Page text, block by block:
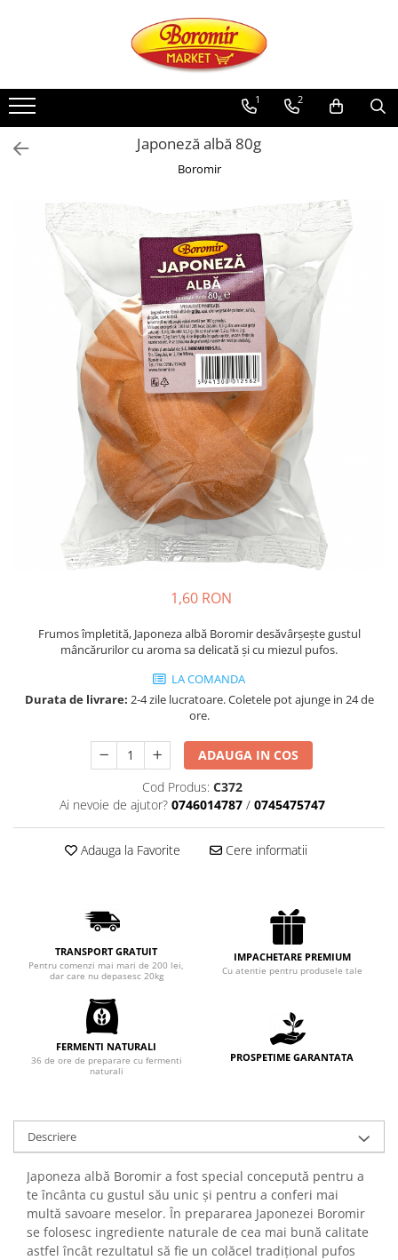
Noutati
Produse de post
Cozonac
Cozonac Insiropat
Cozonac Exotic
Cozonac Creme
Cozonac Traditional
Cozonac Casa Boromir
Cozonac Pricomigdala
Cozonac Magnum
Cozonac Vegan (de post)
Cozonac Collection
Cozonac Cadou
Cozonac cu Unt
Cozonac Royal
Cozonac Mos Craciun
Cozonac Duofino
Cozonac Imperial
Cofetarie
Fursecuri
Prajituri artizanale
Chec cu iaurt
Chec Glasat
Checurile Royal
Prajitura ingerilor
Prajituri Red Collection
Prajituri cu fructe
Prajituri cafea
Prajituri de Craciun
Torturi ambalate
Torti
Foietaje
Biscuiti
Turta dulce
Turta dulce cu nuci
Turta dulce de Sibiu
1 2
Japoneză albă 80g
Boromir
1,60 RON
Frumos împletită, Japoneza albă Boromir desăvârșește gustul
mâncărurilor cu aroma sa delicată și cu miezul pufos.
LA COMANDA
Durata de livrare: 2-4 zile lucratoare. Coletele pot ajunge in 24 de
ore.
ADAUGA IN COS
Cod Produs: C372
Ai nevoie de ajutor? 0746014787 / 0745475747
Adauga la Favorite Cere informatii
TRANSPORT GRATUIT
Pentru comenzi mai mari de 200 lei,
dar care nu depasesc 20kg
IMPACHETARE PREMIUM
Cu atentie pentru produsele tale
FERMENTI NATURALI
36 de ore de preparare cu fermenti
naturali
PROSPETIME GARANTATA
Descriere
Japoneza albă Boromir a fost special concepută pentru a
te încânta cu gustul său unic și pentru a conferi mai
multă savoare meselor. În prepararea Japonezei Boromir
se folosesc ingrediente naturale de cea mai bună calitate
astfel încât rezultatul să fie un colăcel tradițional pufos